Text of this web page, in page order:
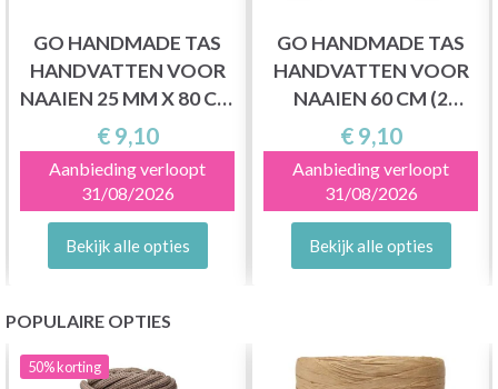
GO HANDMADE TAS
HANDVATTEN VOOR
NAAIEN 25 MM X 80 CM
(2 STUKS)
€ 9,10
Aanbieding verloopt
31/08/2026
Bekijk alle opties
GO HANDMADE TAS
HANDVATTEN VOOR
NAAIEN 60 CM (2
STUKS)
€ 9,10
Aanbieding verloopt
31/08/2026
Bekijk alle opties
POPULAIRE OPTIES
50%korting